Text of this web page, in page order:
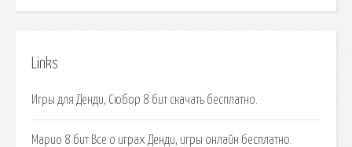
Links
Игры для Денди, Сюбор 8 бит скачать бесплатно.
Марио 8 бит Все о играх Денди, игры онлайн бесплатно.